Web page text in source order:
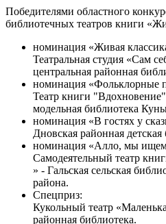
Победителями областного
библиотечных театров книги
номинация «Живая
Театральная студия «Сам
центральная районная
номинация «Фольклорные
Театр книги
модельная библиотека
номинация «В гостях у
Дновская районная детская
номинация «Алло, мы
Самодеятельный театр
» - Гальская сельская
района.
Спецприз:
Кукольный театр
районная библиотека.